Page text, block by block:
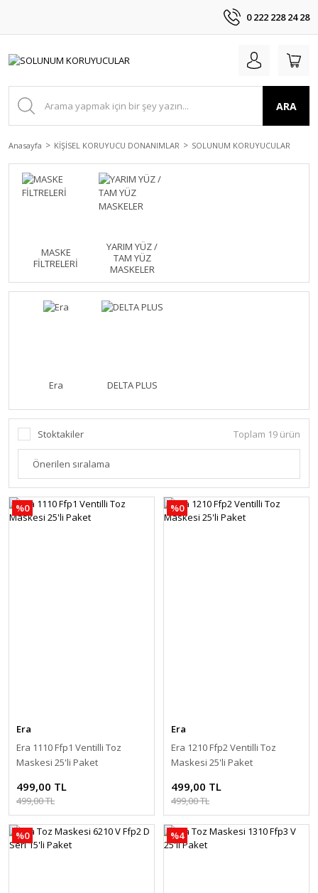
0 222 228 24 28
ARA
Anasayfa KİŞİSEL KORUYUCU DONANIMLAR SOLUNUM KORUYUCULAR
MASKE
FİLTRELERİ
YARIM YÜZ /
TAM YÜZ
MASKELER
Era DELTA PLUS
Stoktakiler Toplam 19 ürün
%0
Era
Era 1110 Ffp1 Ventilli Toz
Maskesi 25'li Paket
499,00 TL
499,00 TL
%0
Era
Era 1210 Ffp2 Ventilli Toz
Maskesi 25'li Paket
499,00 TL
499,00 TL
%0 %4